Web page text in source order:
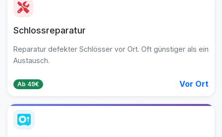
Schlossreparatur
Reparatur defekter Schlösser vor Ort. Oft günstiger als ein
Austausch.
Ab 49€ Vor Ort